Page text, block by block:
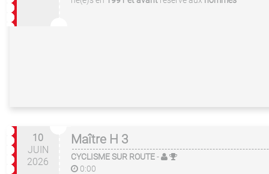
10
JUIN
2026
Maître H 3
CYCLISME SUR ROUTE-
0:00